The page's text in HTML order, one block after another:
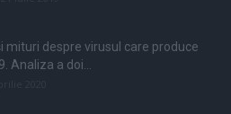
mituri despre virusul care produce
Analiza a doi...